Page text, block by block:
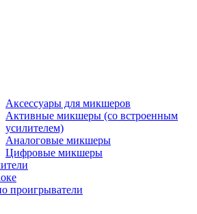
Аксессуары для микшеров
Активные микшеры (со встроенным
усилителем)
Аналоговые микшеры
Цифровые микшеры
проигрыватели